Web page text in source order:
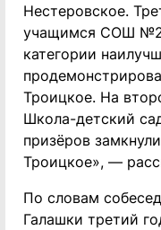
Нестеровское.
учащимся СОШ №2
категории
Троицкое. На
Школа-детский
призёров
Троицкое», —
По словам
Галашки третий